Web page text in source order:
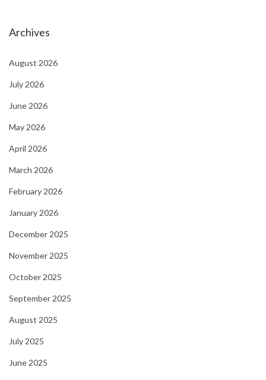
Archives
August 2026
July 2026
June 2026
May 2026
April 2026
March 2026
February 2026
January 2026
December 2025
November 2025
October 2025
September 2025
August 2025
July 2025
June 2025